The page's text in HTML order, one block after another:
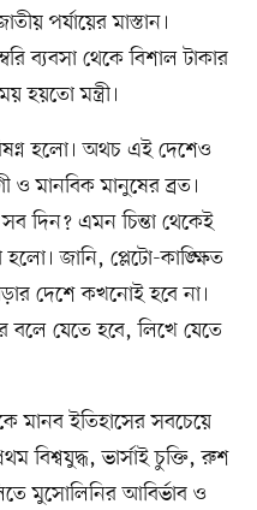
পর্যায়ের মাস্তান।
ব্যবসা থেকে বিশাল টাকার
হয়তো মন্ত্রী।
হলো। অথচ এই দেশেও
ও মানবিক মানুষের ব্রত।
দিন? এমন চিন্তা থেকেই
জানি, প্লেটো-কাঙ্ক্ষিত
দেশে কখনোই হবে না।
বলে যেতে হবে, লিখে যেতে
মানব ইতিহাসের সবচেয়ে
বিশ্বযুদ্ধ, ভার্সাই চুক্তি, রুশ
মুসোলিনির আবির্ভাব ও